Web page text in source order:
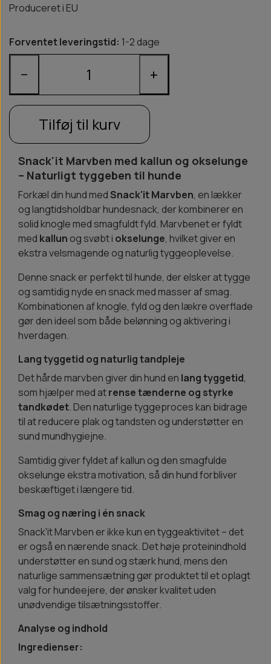
Produceret i EU
Forventet leveringstid: 1-2 dage
− +
Tilføj til kurv
Snack'it Marvben med kallun og okselunge
– Naturligt tyggeben til hunde
Forkæl din hund medSnack'it Marvben, en lækker
og langtidsholdbar hundesnack, der kombinerer en
solid knogle med smagfuldt fyld. Marvbenet er fyldt
med kallun og svøbt i okselunge, hvilket giver en
ekstra velsmagende og naturlig tyggeoplevelse.
Denne snack er perfekt til hunde, der elsker at tygge
og samtidig nyde en snack med masser af smag.
Kombinationen af knogle, fyld og den lækre overflade
gør den ideel som både belønning og aktivering i
hverdagen.
Lang tyggetid og naturlig tandpleje
Det hårde marvben giver din hund en lang tyggetid,
som hjælper med atrense tænderne og styrke
tandkødet. Den naturlige tyggeproces kan bidrage
til at reducere plak og tandsten og understøtter en
sund mundhygiejne.
Samtidig giver fyldet af kallun og den smagfulde
okselunge ekstra motivation, så din hund forbliver
beskæftiget i længere tid.
Smag og næring i én snack
Snack'it Marvben er ikke kun en tyggeaktivitet – det
er også en nærende snack. Det høje proteinindhold
understøtter en sund og stærk hund, mens den
naturlige sammensætning gør produktet til et oplagt
valg for hundeejere, der ønsker kvalitet uden
unødvendige tilsætningsstoffer.
Analyse og indhold
Ingredienser: